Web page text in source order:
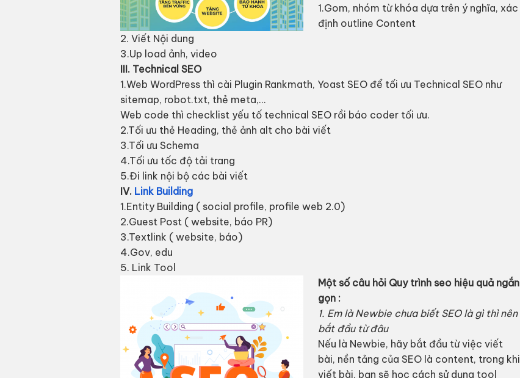
1.Gom, nhóm từ khóa dựa trên ý nghĩa, xác
định outline Content
2. Viết Nội dung
3.Up load ảnh, video
III. Technical SEO
1.Web WordPress thì cài Plugin Rankmath, Yoast SEO để tối ưu Technical SEO như
sitemap, robot.txt, thẻ meta,…
Web code thì checklist yếu tố technical SEO rồi báo coder tối ưu.
2.Tối ưu thẻ Heading, thẻ ảnh alt cho bài viết
3.Tối ưu Schema
4.Tối ưu tốc độ tải trang
5.Đi link nội bộ các bài viết
IV. Link Building
1.Entity Building ( social profile, profile web 2.0)
2.Guest Post ( website, báo PR)
3.Textlink ( website, báo)
4.Gov, edu
5. Link Tool
Một số câu hỏi Quy trình seo hiệu quả ngắn
gọn :
1. Em là Newbie chưa biết SEO là gì thì nên
bắt đầu từ đâu
Nếu là Newbie, hãy bắt đầu từ việc viết
bài, nền tảng của SEO là content, trong khi
viết bài, bạn sẽ học cách sử dụng tool